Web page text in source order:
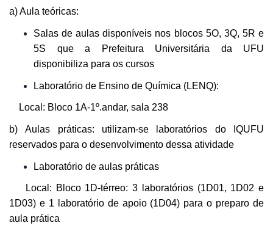
a) Aula teóricas:
Salas de aulas disponíveis nos blocos 5O, 3Q, 5R e
5S que a Prefeitura Universitária da UFU
disponibiliza para os cursos
Laboratório de Ensino de Química (LENQ):
Local: Bloco 1A-1º.andar, sala 238
b) Aulas práticas: utilizam-se laboratórios do IQUFU
reservados para o desenvolvimento dessa atividade
Laboratório de aulas práticas
Local: Bloco 1D-térreo: 3 laboratórios (1D01, 1D02 e
1D03) e 1 laboratório de apoio (1D04) para o preparo de
aula prática